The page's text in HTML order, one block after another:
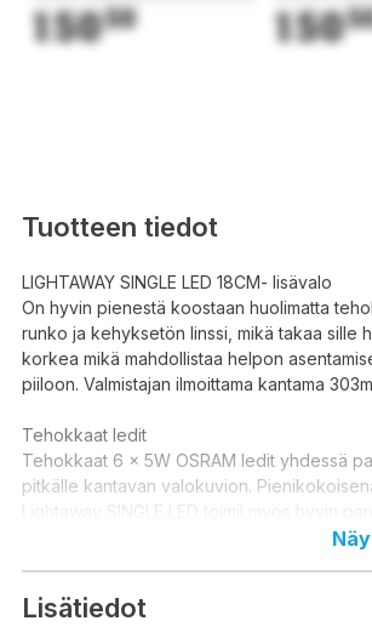
15050 150
Tuotteen tiedot
LIGHTAWAY SINGLE LED 18CM- lisävalo
On hyvin pienestä koostaan huolimatta
runko ja kehyksetön linssi, mikä takaa sille
korkea mikä mahdollistaa helpon
piiloon. Valmistajan ilmoittama kantama
Tehokkaat ledit
Tehokkaat 6 x 5W OSRAM ledit yhdessä
pitkälle kantavan valokuvion.
Lightaway SINGLE LED toimii myös hyvin
valmistettu kestävästä UV-suojatusta
5700K värilämpötila
Lisätiedot